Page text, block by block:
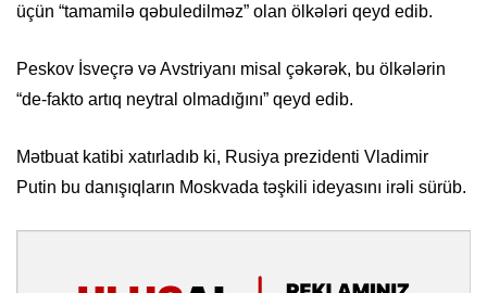
üçün “tamamilə qəbuledilməz” olan ölkələri qeyd edib.
Peskov İsveçrə və Avstriyanı misal çəkərək, bu ölkələrin
“de-fakto artıq neytral olmadığını” qeyd edib.
Mətbuat katibi xatırladıb ki, Rusiya prezidenti Vladimir
Putin bu danışıqların Moskvada təşkili ideyasını irəli sürüb.